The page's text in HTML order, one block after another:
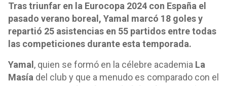
Tras triunfar en la Eurocopa 2024 con España el
pasado verano boreal, Yamal marcó 18 goles y
repartió 25 asistencias en 55 partidos entre todas
las competiciones durante esta temporada.
Yamal , quien se formó en la célebre academia La
Masía del club y que a menudo es comparado con el